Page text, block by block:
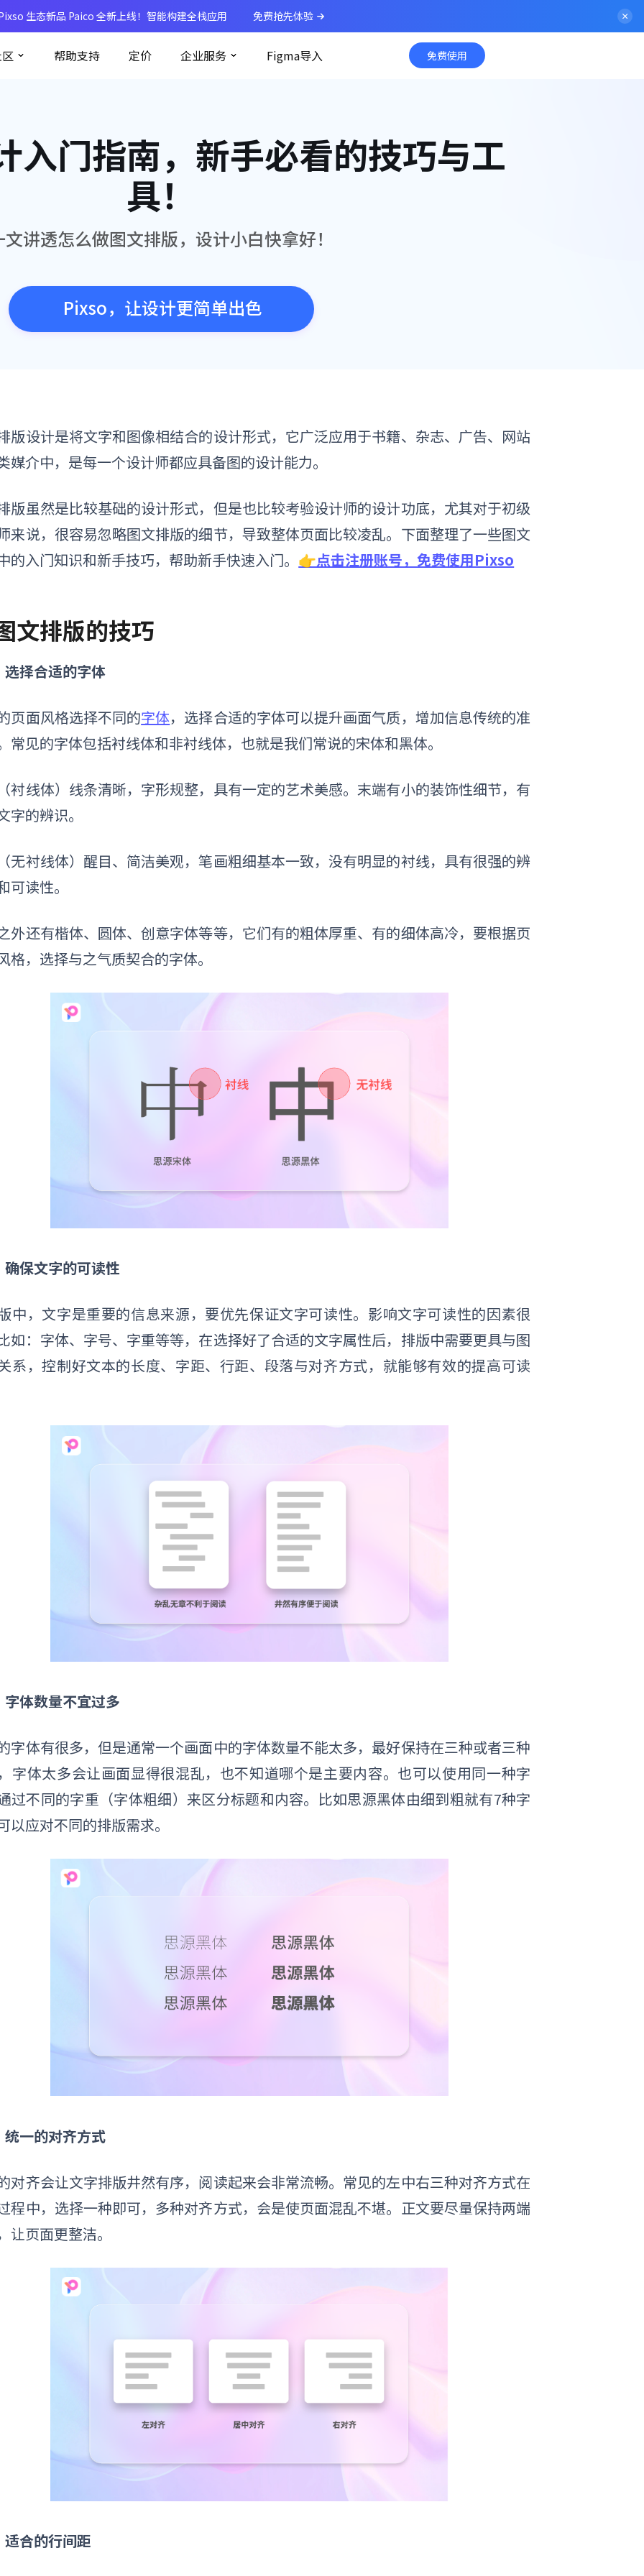
生态新品 Paico 全新上线！智能构建全栈应用 免费抢先体验
帮助支持 定价 企业服务 Figma导入 免费使用
入门指南，新手必看的技巧与工
具！
文讲透怎么做图文排版，设计小白快拿好！
Pixso，让设计更简单出色
版设计是将文字和图像相结合的设计形式，它广泛应用于书籍、杂志、广告、网站
媒介中，是每一个设计师都应具备图的设计能力。
版虽然是比较基础的设计形式，但是也比较考验设计师的设计功底，尤其对于初级
来说，很容易忽略图文排版的细节，导致整体页面比较凌乱。下面整理了一些图文
的入门知识和新手技巧，帮助新手快速入门。 👉点击注册账号，免费使用Pixso
文排版的技巧
选择合适的字体
页面风格选择不同的字体，选择合适的字体可以提升画面气质，增加信息传统的准
常见的字体包括衬线体和非衬线体，也就是我们常说的宋体和黑体。
衬线体）线条清晰，字形规整，具有一定的艺术美感。末端有小的装饰性细节，有
字的辨识。
无衬线体）醒目、简洁美观，笔画粗细基本一致，没有明显的衬线，具有很强的辨
可读性。
外还有楷体、圆体、创意字体等等，它们有的粗体厚重、有的细体高冷，要根据页
格，选择与之气质契合的字体。
确保文字的可读性
中，文字是重要的信息来源，要优先保证文字可读性。影响文字可读性的因素很
如：字体、字号、字重等等，在选择好了合适的文字属性后，排版中需要更具与图
系，控制好文本的长度、字距、行距、段落与对齐方式，就能够有效的提高可读
字体数量不宜过多
字体有很多，但是通常一个画面中的字体数量不能太多，最好保持在三种或者三种
字体太多会让画面显得很混乱，也不知道哪个是主要内容。也可以使用同一种字
过不同的字重（字体粗细）来区分标题和内容。比如思源黑体由细到粗就有7种字
以应对不同的排版需求。
统一的对齐方式
对齐会让文字排版井然有序，阅读起来会非常流畅。常见的左中右三种对齐方式在
程中，选择一种即可，多种对齐方式，会是使页面混乱不堪。正文要尽量保持两端
让页面更整洁。
适合的行间距